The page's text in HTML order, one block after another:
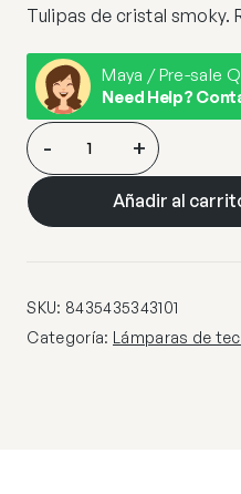
Tulipas de cristal smoky.
Maya / Pre-sale
Need Help?
I3-
OLAIA-
LAMPARA
3L
cantidad
- +
Añadir al
SKU: 8435435343101
Categoría: Lámparas de